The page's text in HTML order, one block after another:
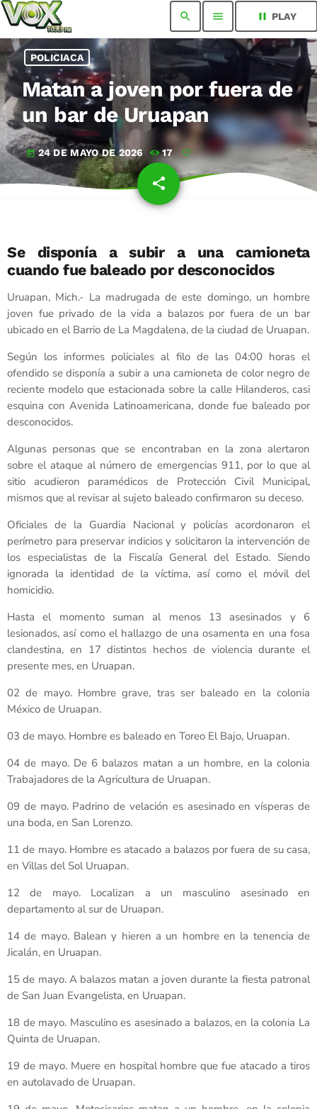
search menu pause PLAY
POLICIACA
Matan a joven por fuera de
un bar de Uruapan
today 24 DE MAYO DE 2026 17
share
email
Se disponía a subir a una camioneta
cuando fue baleado por desconocidos
Uruapan, Mich.- La madrugada de este domingo, un hombre
joven fue privado de la vida a balazos por fuera de un bar
ubicado en el Barrio de La Magdalena, de la ciudad de Uruapan.
Según los informes policiales al filo de las 04:00 horas el
ofendido se disponía a subir a una camioneta de color negro de
reciente modelo que estacionada sobre la calle Hilanderos, casi
esquina con Avenida Latinoamericana, donde fue baleado por
desconocidos.
Algunas personas que se encontraban en la zona alertaron
sobre el ataque al número de emergencias 911, por lo que al
sitio acudieron paramédicos de Protección Civil Municipal,
mismos que al revisar al sujeto baleado confirmaron su deceso.
Oficiales de la Guardia Nacional y policías acordonaron el
perímetro para preservar indicios y solicitaron la intervención de
los especialistas de la Fiscalía General del Estado. Siendo
ignorada la identidad de la víctima, así como el móvil del
homicidio.
Hasta el momento suman al menos 13 asesinados y 6
lesionados, así como el hallazgo de una osamenta en una fosa
clandestina, en 17 distintos hechos de violencia durante el
presente mes, en Uruapan.
02 de mayo. Hombre grave, tras ser baleado en la colonia
México de Uruapan.
03 de mayo. Hombre es baleado en Toreo El Bajo, Uruapan.
04 de mayo. De 6 balazos matan a un hombre, en la colonia
Trabajadores de la Agricultura de Uruapan.
09 de mayo. Padrino de velación es asesinado en vísperas de
una boda, en San Lorenzo.
11 de mayo. Hombre es atacado a balazos por fuera de su casa,
en Villas del Sol Uruapan.
12 de mayo. Localizan a un masculino asesinado en
departamento al sur de Uruapan.
14 de mayo. Balean y hieren a un hombre en la tenencia de
Jicalán, en Uruapan.
15 de mayo. A balazos matan a joven durante la fiesta patronal
de San Juan Evangelista, en Uruapan.
18 de mayo. Masculino es asesinado a balazos, en la colonia La
Quinta de Uruapan.
19 de mayo. Muere en hospital hombre que fue atacado a tiros
en autolavado de Uruapan.